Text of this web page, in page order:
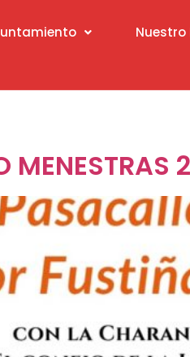
Nuestro
MENESTRAS